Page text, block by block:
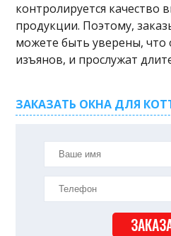
контролируется качество
продукции. Поэтому,
можете быть уверены, что
изъянов, и прослужат
ЗАКАЗАТЬ ОКНА ДЛЯ